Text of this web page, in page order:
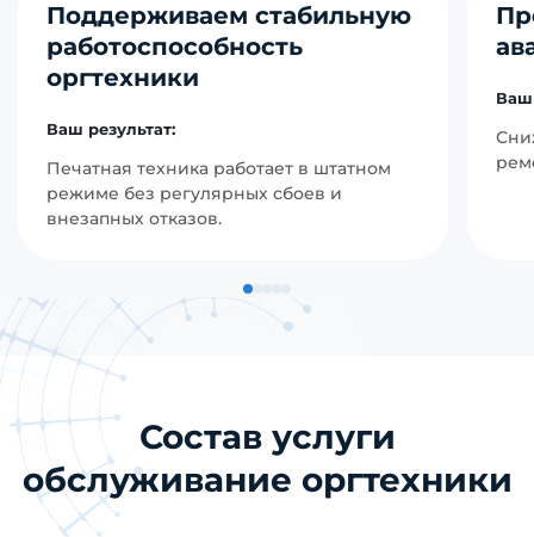
Поддерживаем стабильную
работоспособность
оргтехники
Ваш результат:
Печатная техника работает в штатном
режиме без регулярных сбоев и
внезапных отказов.
Ваш
Состав услуги
обслуживание оргтехники